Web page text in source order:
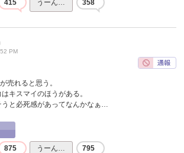
415 うーん… 358
PM
売れると思う。
キスマイのほうがある。
と必死感があってなんかなぁ…
875 うーん… 795